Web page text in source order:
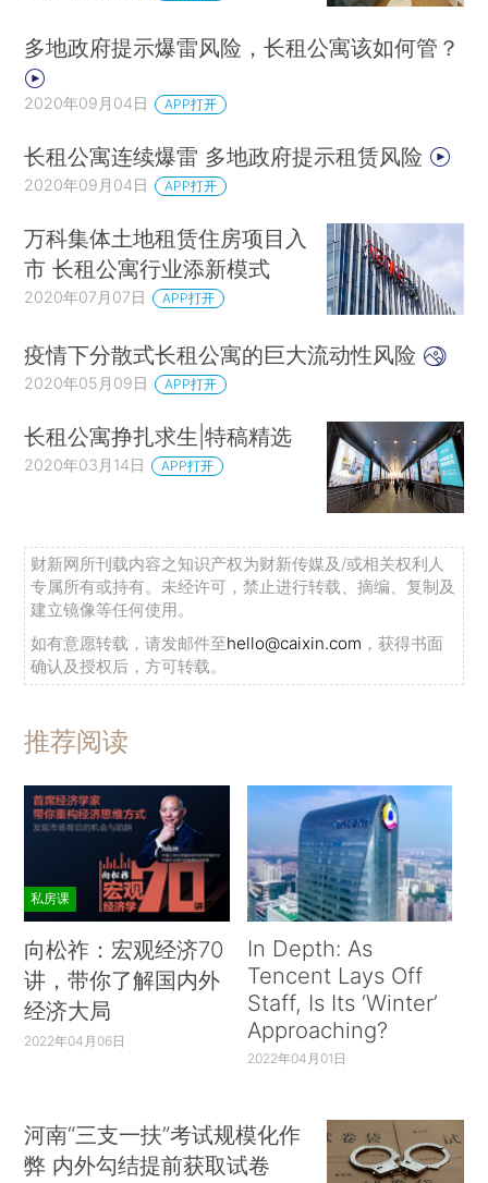
多地政府提示爆雷风险，长租公寓该如何管？
2020年09月04日 APP打开
长租公寓连续爆雷 多地政府提示租赁风险
2020年09月04日 APP打开
万科集体土地租赁住房项目入
市 长租公寓行业添新模式
2020年07月07日 APP打开
疫情下分散式长租公寓的巨大流动性风险
2020年05月09日 APP打开
长租公寓挣扎求生|特稿精选
2020年03月14日 APP打开
财新网所刊载内容之知识产权为财新传媒及/或相关权利人
专属所有或持有。未经许可，禁止进行转载、摘编、复制及
建立镜像等任何使用。
如有意愿转载，请发邮件至hello@caixin.com ，获得书面
确认及授权后，方可转载。
推荐阅读
私房课
向松祚：宏观经济70
讲，带你了解国内外
经济大局
2022年04月06日
In Depth: As
Tencent Lays Off
Staff, Is Its ‘Winter’
Approaching?
2022年04月01日
河南“三支一扶”考试规模化作
弊 内外勾结提前获取试卷